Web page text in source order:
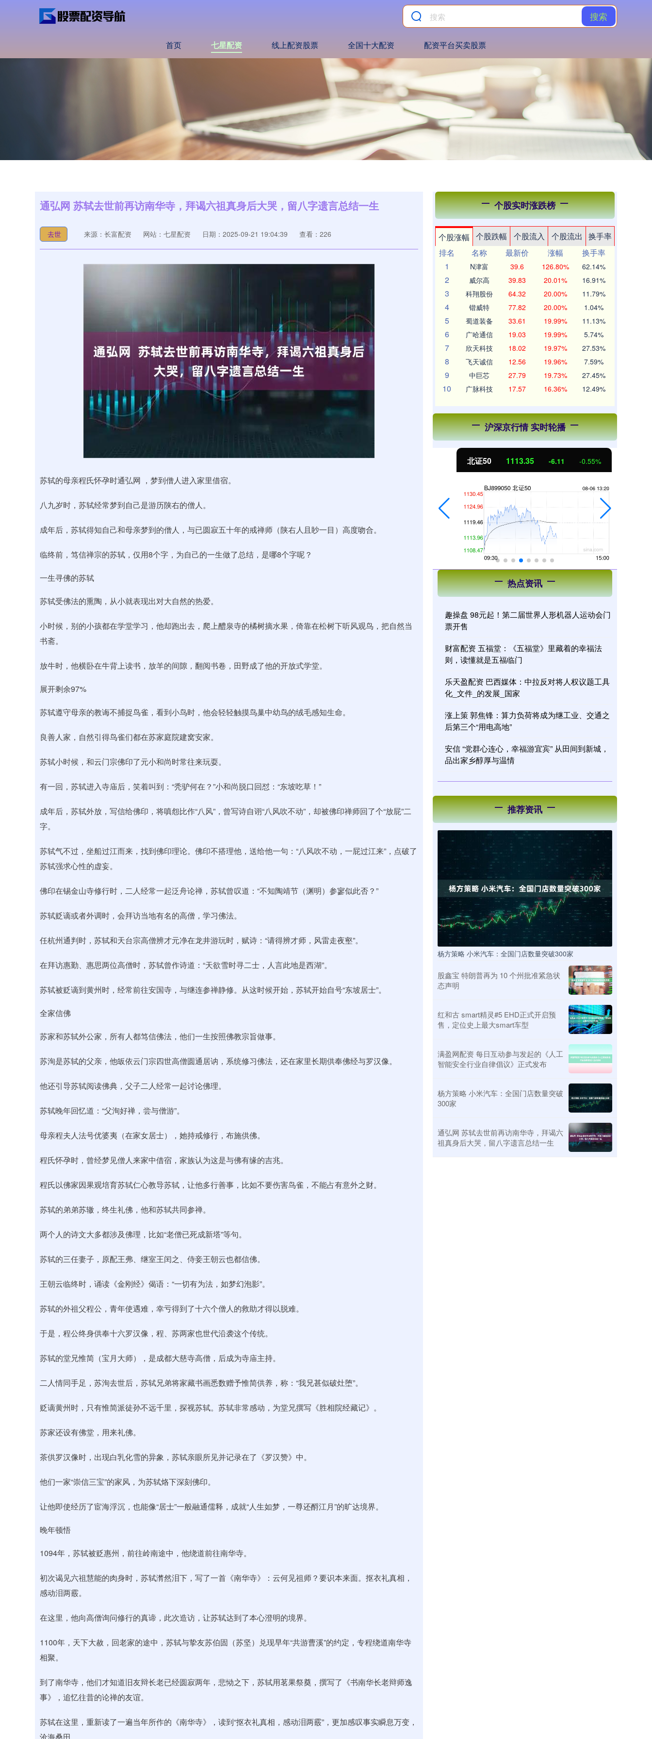
搜索
首页 七星配资 线上配资股票 全国十大配资 配资平台买卖股票
通弘网 苏轼去世前再访南华寺，拜谒六祖真身后大哭，留八字遗言总结一生
去世 来源：长富配资 网站：七星配资 日期：2025-09-21 19:04:39 查看：226
苏轼的母亲程氏怀孕时通弘网 ，梦到僧人进入家里借宿。
八九岁时，苏轼经常梦到自己是游历陕右的僧人。
成年后，苏轼得知自己和母亲梦到的僧人，与已圆寂五十年的戒禅师（陕右人且眇一目）高度吻合。
临终前，笃信禅宗的苏轼，仅用8个字，为自己的一生做了总结，是哪8个字呢？
一生寻佛的苏轼
苏轼受佛法的熏陶，从小就表现出对大自然的热爱。
小时候，别的小孩都在学堂学习，他却跑出去，爬上醴泉寺的橘树摘水果，倚靠在松树下听风观鸟，把自然当
书斋。
放牛时，他横卧在牛背上读书，放羊的间隙，翻阅书卷，田野成了他的开放式学堂。
展开剩余97%
苏轼遵守母亲的教诲不捕捉鸟雀，看到小鸟时，他会轻轻触摸鸟巢中幼鸟的绒毛感知生命。
良善人家，自然引得鸟雀们都在苏家庭院建窝安家。
苏轼小时候，和云门宗佛印了元小和尚时常往来玩耍。
有一回，苏轼进入寺庙后，笑着叫到：“秃驴何在？”小和尚脱口回怼：“东坡吃草！”
成年后，苏轼外放，写信给佛印，将嗔怨比作“八风”，曾写诗自诩“八风吹不动”，却被佛印禅师回了个“放屁”二
字。
苏轼气不过，坐船过江而来，找到佛印理论。佛印不搭理他，送给他一句：“八风吹不动，一屁过江来”，点破了
苏轼强求心性的虚妄。
佛印在锡金山寺修行时，二人经常一起泛舟论禅，苏轼曾叹道：“不知陶靖节（渊明）参寥似此否？”
苏轼贬谪或者外调时，会拜访当地有名的高僧，学习佛法。
任杭州通判时，苏轼和天台宗高僧辨才元净在龙井游玩时，赋诗：“请得辨才师，风雷走夜壑”。
在拜访惠勤、惠思两位高僧时，苏轼曾作诗道：“天欲雪时寻二士，人言此地是西湖”。
苏轼被贬谪到黄州时，经常前往安国寺，与继连参禅静修。从这时候开始，苏轼开始自号“东坡居士”。
全家信佛
苏家和苏轼外公家，所有人都笃信佛法，他们一生按照佛教宗旨做事。
苏洵是苏轼的父亲，他皈依云门宗四世高僧圆通居讷，系统修习佛法，还在家里长期供奉佛经与罗汉像。
他还引导苏轼阅读佛典，父子二人经常一起讨论佛理。
苏轼晚年回忆道：“父洵好禅，尝与僧游”。
母亲程夫人法号优婆夷（在家女居士），她持戒修行，布施供佛。
程氏怀孕时，曾经梦见僧人来家中借宿，家族认为这是与佛有缘的吉兆。
程氏以佛家因果观培育苏轼仁心教导苏轼，让他多行善事，比如不要伤害鸟雀，不能占有意外之财。
苏轼的弟弟苏辙，终生礼佛，他和苏轼共同参禅。
两个人的诗文大多都涉及佛理，比如“老僧已死成新塔”等句。
苏轼的三任妻子，原配王弗、继室王闰之、侍妾王朝云也都信佛。
王朝云临终时，诵读《金刚经》偈语：“一切有为法，如梦幻泡影”。
苏轼的外祖父程公，青年使遇难，幸亏得到了十六个僧人的救助才得以脱难。
于是，程公终身供奉十六罗汉像，程、苏两家也世代沿袭这个传统。
苏轼的堂兄惟简（宝月大师），是成都大慈寺高僧，后成为寺庙主持。
二人情同手足，苏洵去世后，苏轼兄弟将家藏书画悉数赠予惟简供养，称：“我兄甚似破灶堕”。
贬谪黄州时，只有惟简派徒孙不远千里，探视苏轼。苏轼非常感动，为堂兄撰写《胜相院经藏记》。
苏家还设有佛堂，用来礼佛。
茶供罗汉像时，出现白乳化雪的异象，苏轼亲眼所见并记录在了《罗汉赞》中。
他们一家“崇信三宝”的家风，为苏轼烙下深刻佛印。
让他即使经历了宦海浮沉，也能像“居士”一般融通儒释，成就“人生如梦，一尊还酹江月”的旷达境界。
晚年顿悟
1094年，苏轼被贬惠州，前往岭南途中，他绕道前往南华寺。
初次谒见六祖慧能的肉身时，苏轼潸然泪下，写了一首《南华寺》：云何见祖师？要识本来面。抠衣礼真相，
感动泪两霰。
在这里，他向高僧询问修行的真谛，此次造访，让苏轼达到了本心澄明的境界。
1100年，天下大赦，回老家的途中，苏轼与挚友苏伯固（苏坚）兑现早年“共游曹溪”的约定，专程绕道南华寺
相聚。
到了南华寺，他们才知道旧友辩长老已经圆寂两年，悲恸之下，苏轼用茗果祭奠，撰写了《书南华长老辩师逸
事》，追忆往昔的论禅的友谊。
苏轼在这里，重新读了一遍当年所作的《南华寺》，读到“抠衣礼真相，感动泪两霰”，更加感叹事实瞬息万变，
个股实时涨跌榜
个股涨幅 个股跌幅 个股流入 个股流出
换手率
排名
名称 最新价 涨幅
换手率
1
N津富 39.6 126.80% 62.14%
2 威尔高 39.83 20.01% 16.91%
3 科翔股份 64.32 20.00% 11.79%
4 锴威特 77.82 20.00% 1.04%
5 蜀道装备 33.61 19.99% 11.13%
6 广哈通信 19.03 19.99% 5.74%
7 欣天科技 18.02 19.97% 27.53%
8 飞天诚信 12.56 19.96% 7.59%
9 中巨芯 27.79 19.73% 27.45%
10 广脉科技 17.57 16.36% 12.49%
沪深京行情 实时轮播
深证成指 14041.38 -102.83 -0.73% 沪深300 4630.06 -28.10 北证50 1113.35 -6.11 -0.55%
热点资讯
趣操盘 98元起！第二届世界人形机器人运动会门
票开售
财富配资 五福堂：《五福堂》里藏着的幸福法
则，读懂就是五福临门
乐天盈配资 巴西媒体：中拉反对将人权议题工具
化_文件_的发展_国家
涨上策 郭焦锋：算力负荷将成为继工业、交通之
后第三个“用电高地”
安信 “党群心连心，幸福游宜宾” 从田间到新城，
品出家乡醇厚与温情
推荐资讯
杨方策略 小米汽车：全国门店数量突破300家
股鑫宝 特朗普再为 10 个州批准紧急状
态声明
红和古 smart精灵#5 EHD正式开启预
售，定位史上最大smart车型
满盈网配资 每日互动参与发起的《人工
智能安全行业自律倡议》正式发布
杨方策略 小米汽车：全国门店数量突破
300家
通弘网 苏轼去世前再访南华寺，拜谒六
祖真身后大哭，留八字遗言总结一生